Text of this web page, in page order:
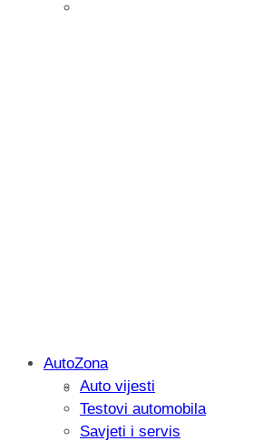
Savjetujemo: Što
AutoZona
Auto vijesti
Testovi automobila
Savjeti i servis